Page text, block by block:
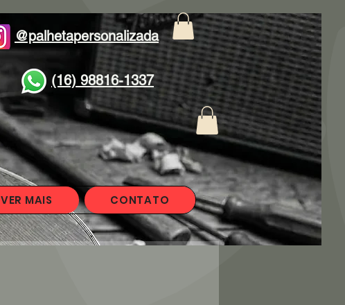
(16) 98816-1337
@palhetapersonalizada
VER MAIS CONTATO